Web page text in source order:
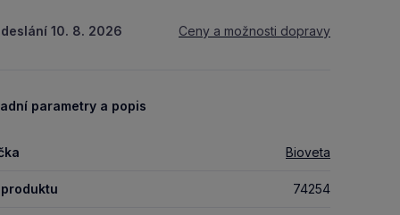
10. 8. 2026 Ceny a možnosti dopravy
parametry a popis
Bioveta
74254